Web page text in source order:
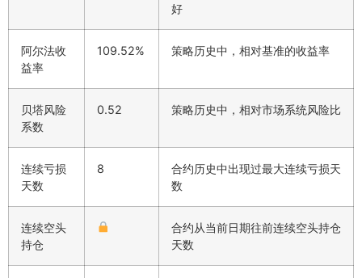
好
阿尔法收
益率
109.52% 策略历史中，相对基准的收益率
贝塔风险
系数
0.52 策略历史中，相对市场系统风险比
连续亏损
天数
8
合约历史中出现过最大连续亏损天
数
连续空头
持仓
合约从当前日期往前连续空头持仓
天数